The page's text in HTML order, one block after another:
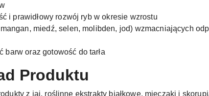
i prawidłowy rozwój ryb w okresie wzrostu
miedź, selen, molibden, jod) wzmacniających
oraz gotowość do tarła
Produktu
z jaj, roślinne ekstrakty białkowe, mięczaki i